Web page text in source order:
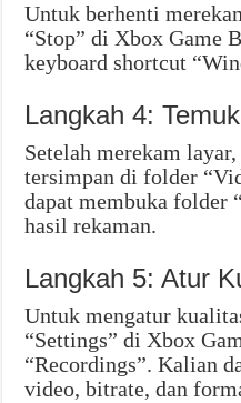
Untuk berhenti
“Stop” di Xbox Game
keyboard shortcut
Langkah 4:
Setelah merekam
tersimpan di folder
dapat membuka folder
hasil rekaman.
Langkah 5: Atur
Untuk mengatur
“Settings” di Xbox
“Recordings”. Kalian
video, bitrate, dan